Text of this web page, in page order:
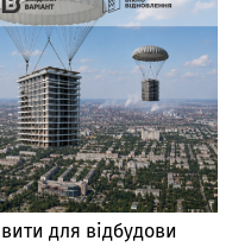
для відбудови